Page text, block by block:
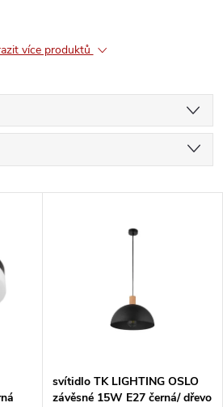
více produktů
svítidlo TK LIGHTING OSLO
závěsné 15W E27 černá/ dřevo